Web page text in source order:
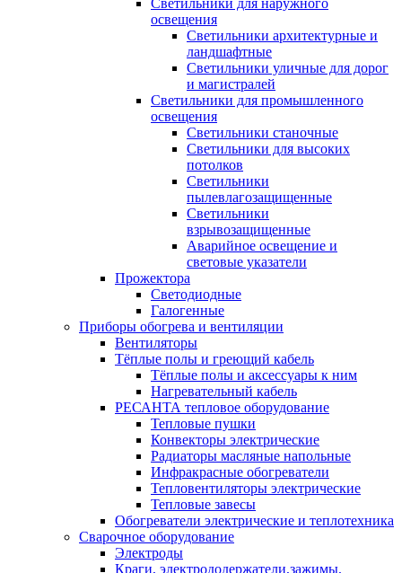
Светильники для наружного
освещения
Светильники архитектурные и
ландшафтные
Светильники уличные для дорог
и магистралей
Светильники для промышленного
освещения
Светильники станочные
Светильники для высоких
потолков
Светильники
пылевлагозащищенные
Светильники
взрывозащищенные
Аварийное освещение и
световые указатели
Прожектора
Светодиодные
Галогенные
Приборы обогрева и вентиляции
Вентиляторы
Тёплые полы и греющий кабель
Тёплые полы и аксессуары к ним
Нагревательный кабель
РЕСАНТА тепловое оборудование
Тепловые пушки
Конвекторы электрические
Радиаторы масляные напольные
Инфракрасные обогреватели
Тепловентиляторы электрические
Тепловые завесы
Обогреватели электрические и теплотехника
Сварочное оборудование
Электроды
Краги, электрододержатели,зажимы,